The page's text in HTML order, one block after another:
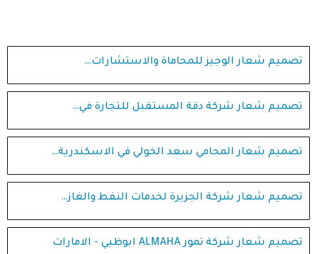
تصميم شعار الوجيز للمحاماة والاستشارات…
تصميم شعار شركة دقة المستقبل للتجارة في…
تصميم شعار المحامي سعد الخولي في الاسكندرية…
تصميم شعار شركة الجزيرة لخدمات النفط والغاز…
تصميم شعار شركة تمور ALMAHA ابوظبي - الامارات